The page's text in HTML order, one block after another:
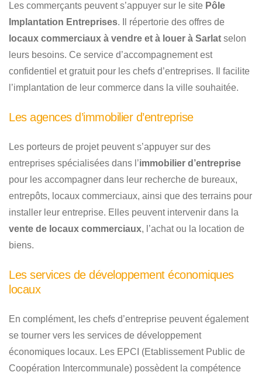
Les commerçants peuvent s’appuyer sur le site Pôle
Implantation Entreprises. Il répertorie des offres de
locaux commerciaux à vendre et à louer à Sarlat selon
leurs besoins. Ce service d’accompagnement est
confidentiel et gratuit pour les chefs d’entreprises. Il facilite
l’implantation de leur commerce dans la ville souhaitée.
Les agences d’immobilier d’entreprise
Les porteurs de projet peuvent s’appuyer sur des
entreprises spécialisées dans l’immobilier d’entreprise
pour les accompagner dans leur recherche de bureaux,
entrepôts, locaux commerciaux, ainsi que des terrains pour
installer leur entreprise. Elles peuvent intervenir dans la
vente de locaux commerciaux, l’achat ou la location de
biens.
Les services de développement économiques
locaux
En complément, les chefs d’entreprise peuvent également
se tourner vers les services de développement
économiques locaux. Les EPCI (Etablissement Public de
Coopération Intercommunale) possèdent la compétence